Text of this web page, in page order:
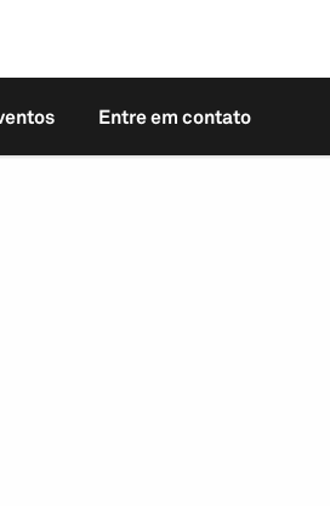
Entre em contato